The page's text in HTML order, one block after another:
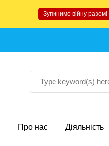
Зупинимо війну разом!
Про нас Діяльність